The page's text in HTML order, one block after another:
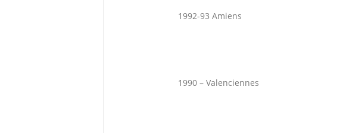
1992-93 Amiens
1990 – Valenciennes